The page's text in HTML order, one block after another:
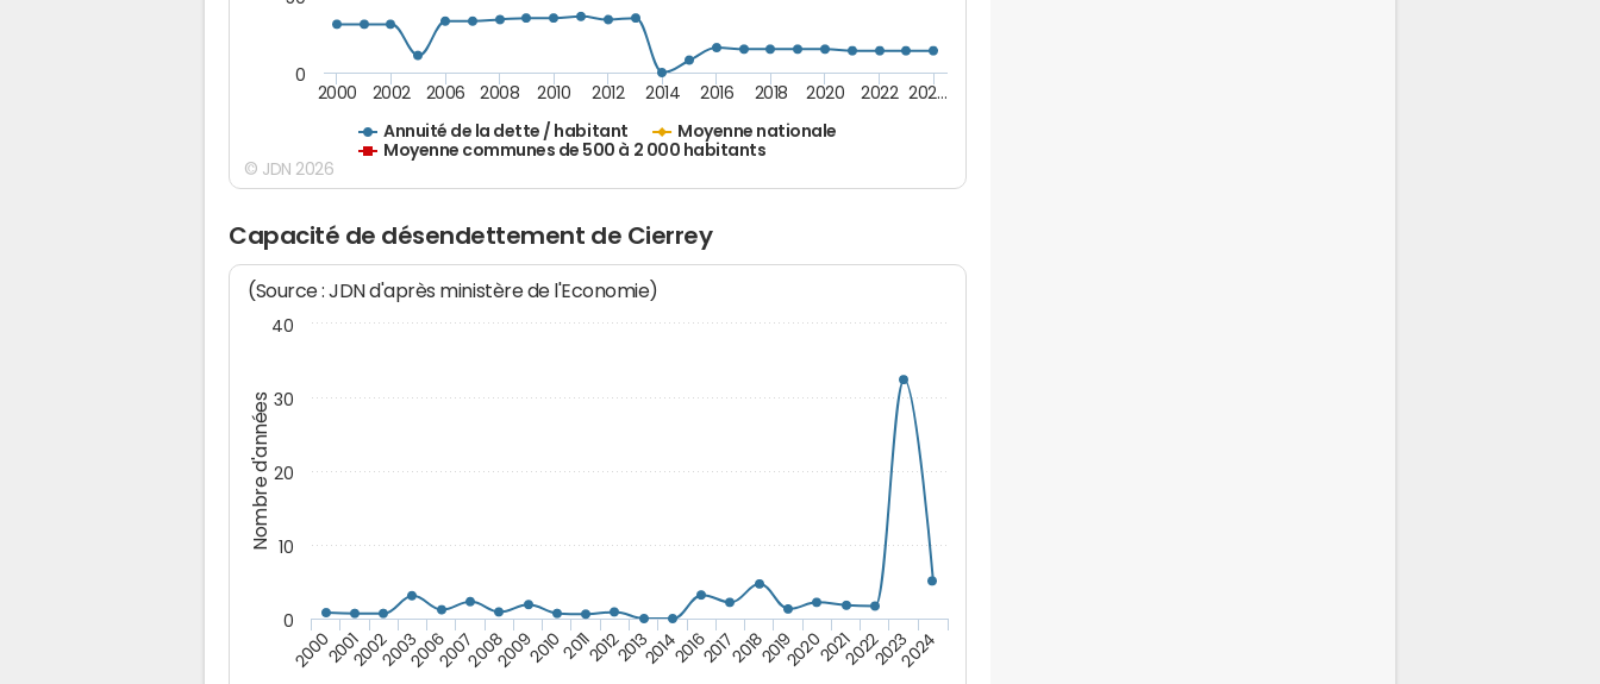
Annuité de la dette / habitant
Moyenne nationale
Moyenne communes de 500 à 2 000 habitants
2000 2002 2006 2008 2010 2012 2014 2016 2018 2020 2022 202…
0
© JDN 2026
Capacité de désendettement de Cierrey
Nombre d'années
(Source : JDN d'après ministère de l'Economie)
2000200120022003200620072008200920102011201220132014201620172018201920202021202220232024
0
10
20
30
40